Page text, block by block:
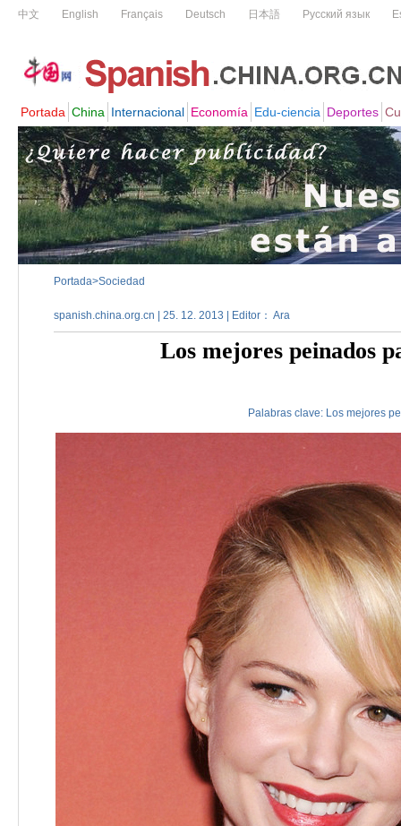
Portada>Sociedad
spanish.china.org.cn | 25. 12. 2013 | Editor： Ara
Los mejores peinados
Palabras clave: Los mejores